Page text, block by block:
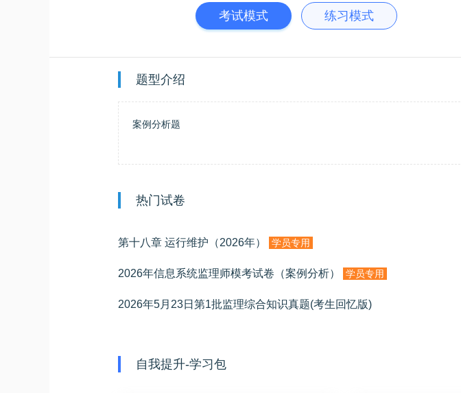
考试模式 练习模式
题型介绍
案例分析题
热门试卷
第十八章 运行维护（2026年） 学员专用
2026年信息系统监理师模考试卷（案例分析） 学员专用
2026年5月23日第1批监理综合知识真题(考生回忆版)
自我提升-学习包